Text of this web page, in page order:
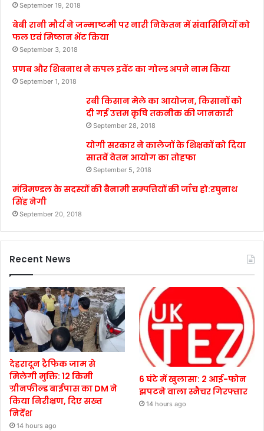
September 19, 2018
बेबी रानी मौर्य ने जन्माष्टमी पर नारी निकेतन में संवासिनियों को
फल एवं मिष्ठान भेंट किया
September 3, 2018
प्रणब और शिबनाथ ने कपल इवेंट का गोल्ड अपने नाम किया
September 1, 2018
रबी किसान मेले का आयोजन, किसानों को
दी गई उत्तम कृषि तकनीक की जानकारी
September 28, 2018
योगी सरकार ने कालेजों के शिक्षकों को दिया
सातवें वेतन आयोग का तोहफा
September 5, 2018
मंत्रिमण्डल के सदस्यों की बैनामी सम्पत्तियों की जाँच हो:रघुनाथ
सिंह नेगी
September 20, 2018
Recent News
देहरादून ट्रैफिक जाम से
मिलेगी मुक्ति: 12 किमी
ग्रीनफील्ड बाईपास का DM ने
किया निरीक्षण, दिए सख्त
निर्देश
14 hours ago
6 घंटे में खुलासा: 2 आई-फोन
झपटने वाला स्नैचर गिरफ्तार
14 hours ago